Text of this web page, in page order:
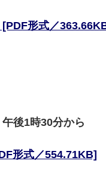
形式／
後1時30分から
形式／554.71KB]